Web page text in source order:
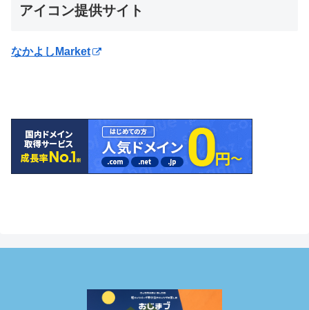
アイコン提供サイト
なかよしMarket